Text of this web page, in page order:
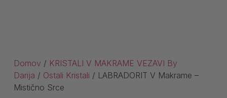
Domov / KRISTALI V MAKRAME VEZAVI By
Darija / Ostali Kristali / LABRADORIT V Makrame –
Mistično Srce